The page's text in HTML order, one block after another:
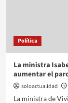
Política
La ministra
aumentar el
soloactualidad
La ministra de